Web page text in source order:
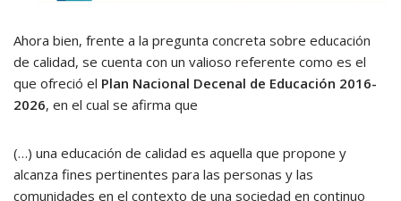
Ahora bien, frente a la pregunta concreta sobre educación
de calidad, se cuenta con un valioso referente como es el
que ofreció el Plan Nacional Decenal de Educación 2016-
2026, en el cual se afirma que
(…) una educación de calidad es aquella que propone y
alcanza fines pertinentes para las personas y las
comunidades en el contexto de una sociedad en continuo